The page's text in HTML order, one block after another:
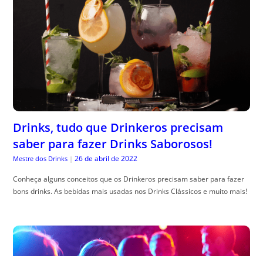
Drinks, tudo que Drinkeros precisam
saber para fazer Drinks Saborosos!
Mestre dos Drinks | 26 de abril de 2022
Conheça alguns conceitos que os Drinkeros precisam saber para fazer
bons drinks. As bebidas mais usadas nos Drinks Clássicos e muito mais!